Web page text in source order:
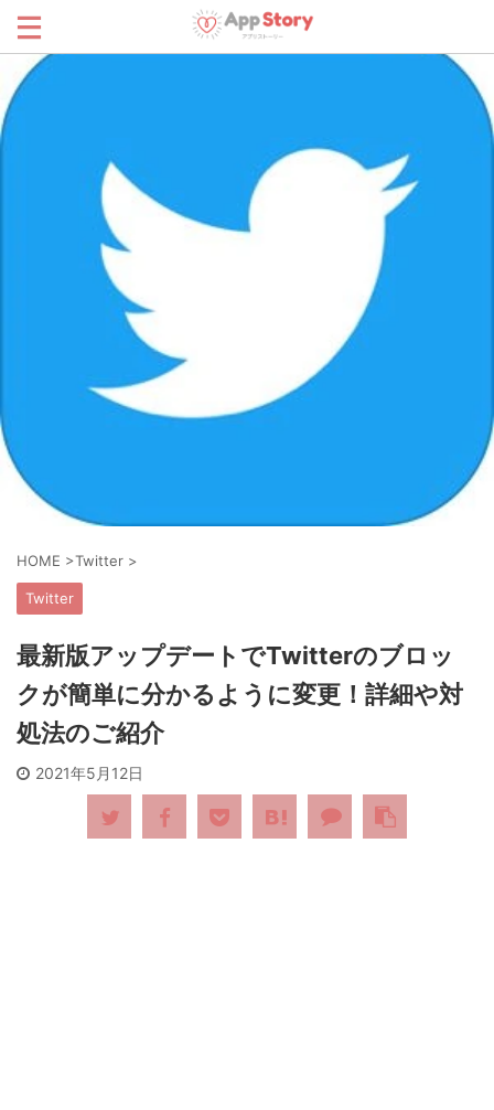
HOME >Twitter >
Twitter
最新版アップデートでTwitterのブロッ
クが簡単に分かるように変更！詳細や対
処法のご紹介
2021年5月12日